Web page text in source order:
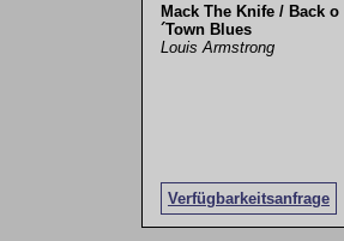
Mack The Knife / Back o
´Town Blues
Louis Armstrong
Verfügbarkeitsanfrage